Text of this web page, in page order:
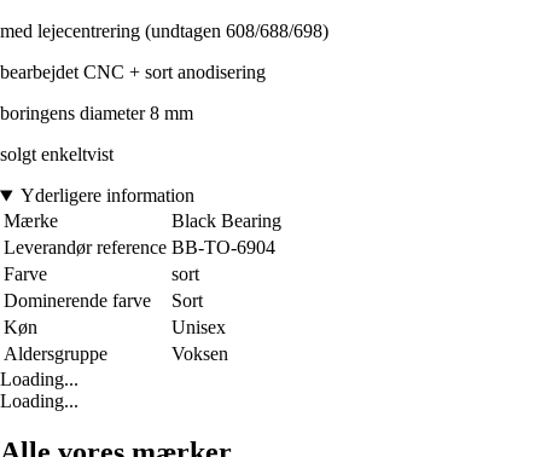
med lejecentrering (undtagen 608/688/698)
bearbejdet CNC + sort anodisering
boringens diameter 8 mm
solgt enkeltvist
Yderligere information
Mærke
Black Bearing
Leverandør reference BB-TO-6904
Farve
sort
Dominerende farve
Sort
Køn
Unisex
Aldersgruppe
Voksen
Loading...
Loading...